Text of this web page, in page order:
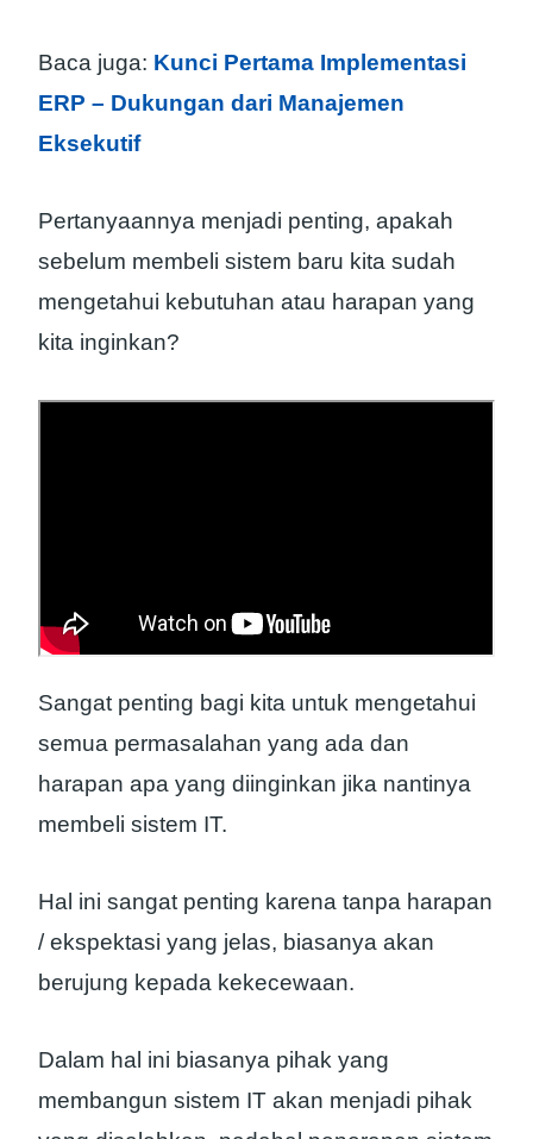
Baca juga: Kunci Pertama Implementasi
ERP – Dukungan dari Manajemen
Eksekutif
Pertanyaannya menjadi penting, apakah
sebelum membeli sistem baru kita sudah
mengetahui kebutuhan atau harapan yang
kita inginkan?
Sangat penting bagi kita untuk mengetahui
semua permasalahan yang ada dan
harapan apa yang diinginkan jika nantinya
membeli sistem IT.
Hal ini sangat penting karena tanpa harapan
/ ekspektasi yang jelas, biasanya akan
berujung kepada kekecewaan.
Dalam hal ini biasanya pihak yang
membangun sistem IT akan menjadi pihak